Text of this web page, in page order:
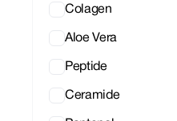
Colagen
Aloe Vera
Peptide
Ceramide